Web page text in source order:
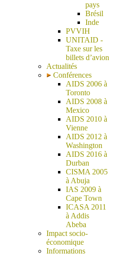
pays
Brésil
Inde
PVVIH
UNITAID -
Taxe sur les
billets d’avion
Actualités
Conférences
AIDS 2006 à
Toronto
AIDS 2008 à
Mexico
AIDS 2010 à
Vienne
AIDS 2012 à
Washington
AIDS 2016 à
Durban
CISMA 2005
à Abuja
IAS 2009 à
Cape Town
ICASA 2011
à Addis
Abeba
Impact socio-
économique
Informations